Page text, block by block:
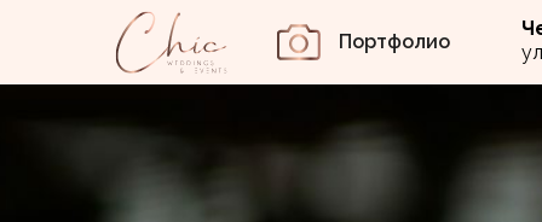
Портфолио